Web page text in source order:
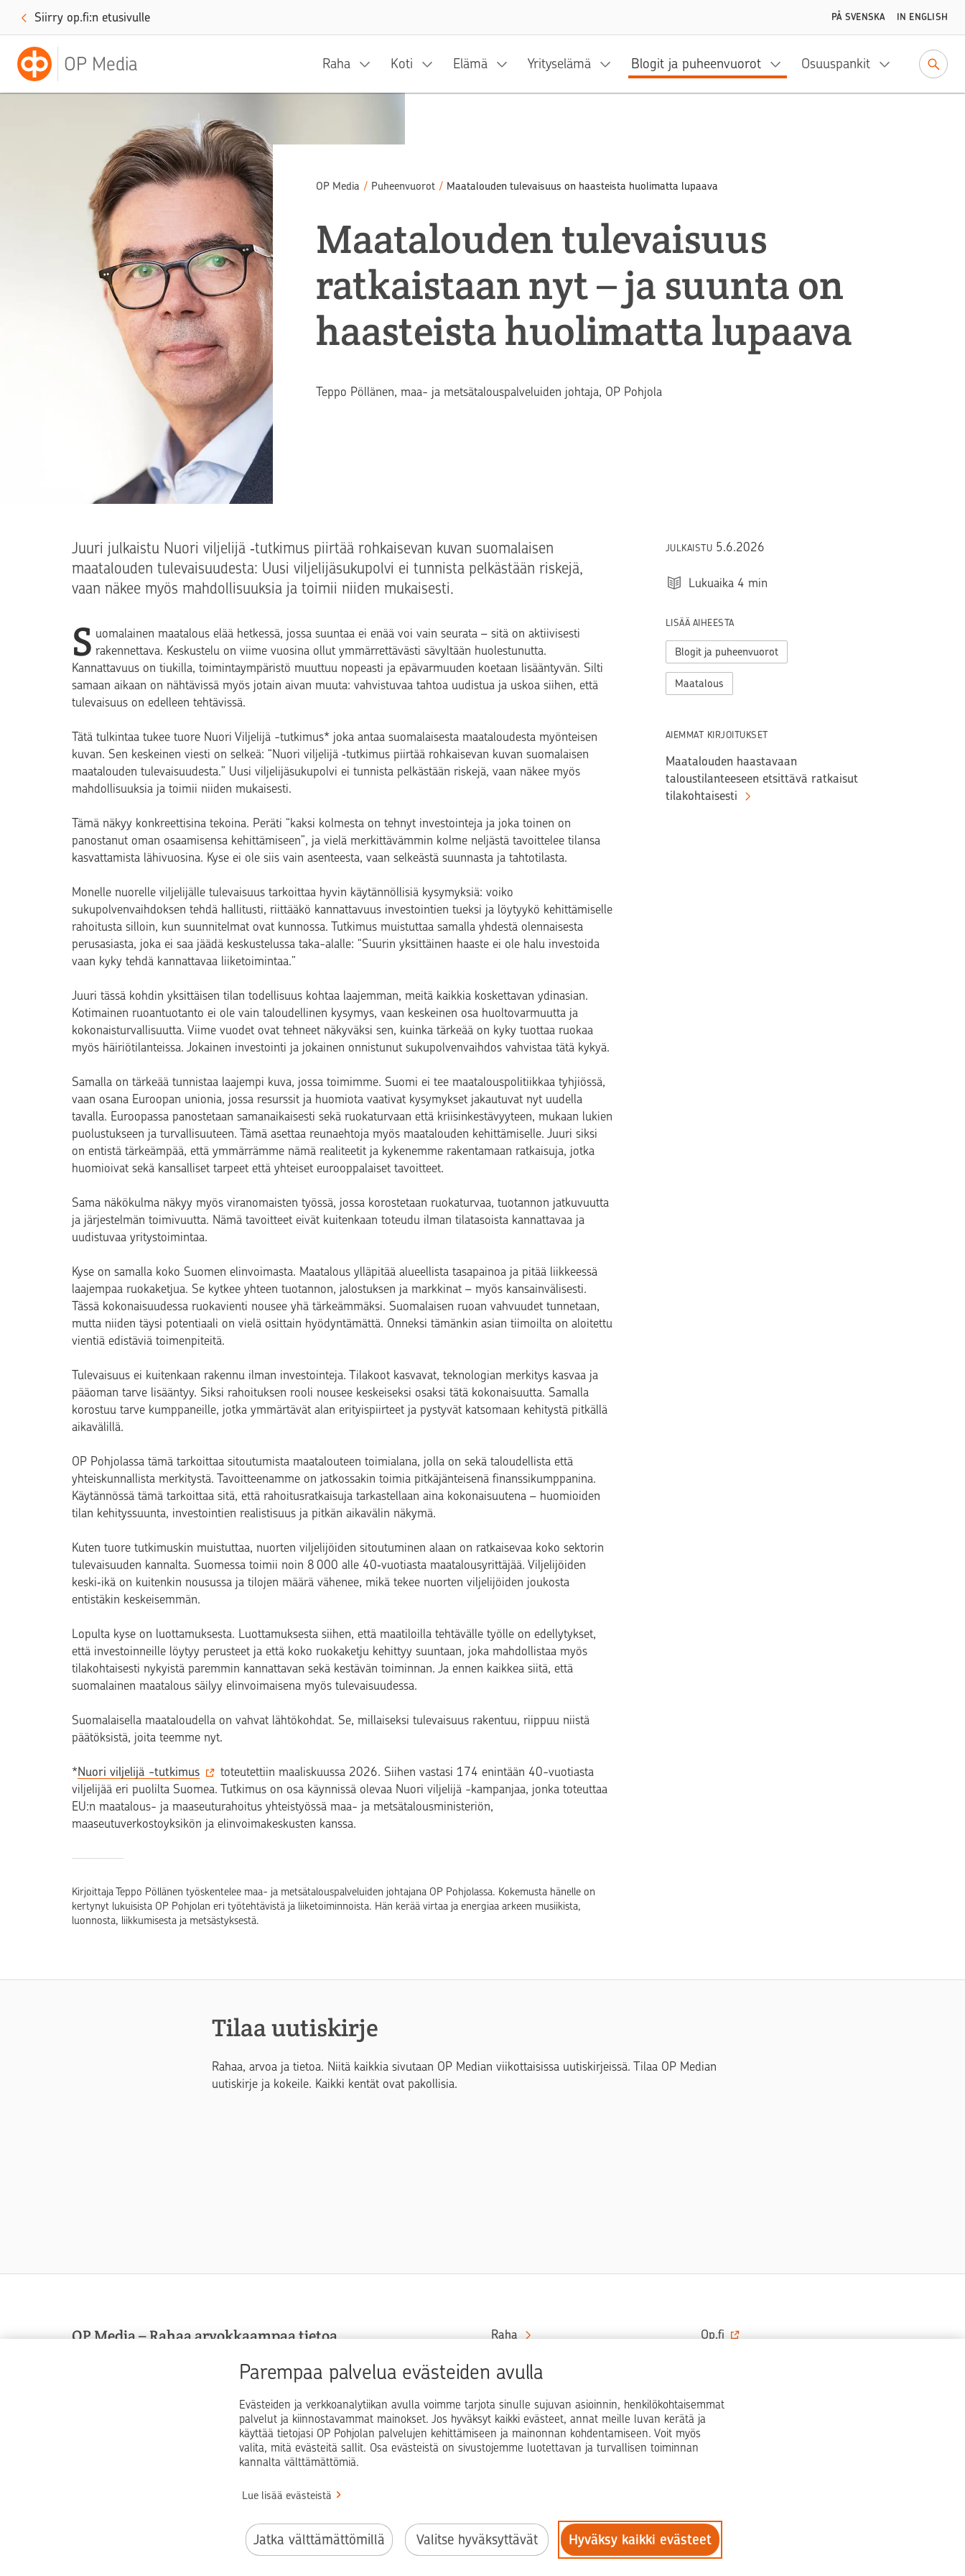
Parempaa palvelua evästeiden avulla
Evästeiden ja verkkoanalytiikan avulla voimme tarjota sinulle sujuvan asioinnin, henkilökohtaisemmat
palvelut ja kiinnostavammat mainokset. Jos hyväksyt kaikki evästeet, annat meille luvan kerätä ja
käyttää tietojasi OP Pohjolan palvelujen kehittämiseen ja mainonnan kohdentamiseen. Voit myös
valita, mitä evästeitä sallit. Osa evästeistä on sivustojemme luotettavan ja turvallisen toiminnan
kannalta välttämättömiä.
Lue lisää evästeistä
Hyväksy kaikki evästeet
Valitse hyväksyttävät
Jatka välttämättömillä
Siirry op.fi:n etusivulle PÅ SVENSKA IN ENGLISH
OP Media Raha Koti Elämä Yrityselämä Blogit ja puheenvuorot Osuuspankit
OP Media / Puheenvuorot / Maatalouden tulevaisuus on haasteista huolimatta lupaava
Maatalouden tulevaisuus
ratkaistaan nyt – ja suunta on
haasteista huolimatta lupaava
Teksti
Teppo Pöllänen, maa- ja metsätalouspalveluiden johtaja, OP Pohjola
Juuri julkaistu Nuori viljelijä ‑tutkimus piirtää rohkaisevan kuvan suomalaisen
maatalouden tulevaisuudesta: Uusi viljelijäsukupolvi ei tunnista pelkästään riskejä,
vaan näkee myös mahdollisuuksia ja toimii niiden mukaisesti.
S uomalainen maatalous elää hetkessä, jossa suuntaa ei enää voi vain seurata – sitä on aktiivisesti
rakennettava. Keskustelu on viime vuosina ollut ymmärrettävästi sävyltään huolestunutta.
Kannattavuus on tiukilla, toimintaympäristö muuttuu nopeasti ja epävarmuuden koetaan lisääntyvän. Silti
samaan aikaan on nähtävissä myös jotain aivan muuta: vahvistuvaa tahtoa uudistua ja uskoa siihen, että
tulevaisuus on edelleen tehtävissä.
Tätä tulkintaa tukee tuore Nuori Viljelijä -tutkimus* joka antaa suomalaisesta maataloudesta myönteisen
kuvan. Sen keskeinen viesti on selkeä: “Nuori viljelijä ‑tutkimus piirtää rohkaisevan kuvan suomalaisen
maatalouden tulevaisuudesta.” Uusi viljelijäsukupolvi ei tunnista pelkästään riskejä, vaan näkee myös
mahdollisuuksia ja toimii niiden mukaisesti.
Tämä näkyy konkreettisina tekoina. Peräti “kaksi kolmesta on tehnyt investointeja ja joka toinen on
panostanut oman osaamisensa kehittämiseen”, ja vielä merkittävämmin kolme neljästä tavoittelee tilansa
kasvattamista lähivuosina. Kyse ei ole siis vain asenteesta, vaan selkeästä suunnasta ja tahtotilasta.
Monelle nuorelle viljelijälle tulevaisuus tarkoittaa hyvin käytännöllisiä kysymyksiä: voiko
sukupolvenvaihdoksen tehdä hallitusti, riittääkö kannattavuus investointien tueksi ja löytyykö kehittämiselle
rahoitusta silloin, kun suunnitelmat ovat kunnossa. Tutkimus muistuttaa samalla yhdestä olennaisesta
perusasiasta, joka ei saa jäädä keskustelussa taka-alalle: “Suurin yksittäinen haaste ei ole halu investoida
vaan kyky tehdä kannattavaa liiketoimintaa.”
Juuri tässä kohdin yksittäisen tilan todellisuus kohtaa laajemman, meitä kaikkia koskettavan ydinasian.
Kotimainen ruoantuotanto ei ole vain taloudellinen kysymys, vaan keskeinen osa huoltovarmuutta ja
kokonaisturvallisuutta. Viime vuodet ovat tehneet näkyväksi sen, kuinka tärkeää on kyky tuottaa ruokaa
myös häiriötilanteissa. Jokainen investointi ja jokainen onnistunut sukupolvenvaihdos vahvistaa tätä kykyä.
Samalla on tärkeää tunnistaa laajempi kuva, jossa toimimme. Suomi ei tee maatalouspolitiikkaa tyhjiössä,
vaan osana Euroopan unionia, jossa resurssit ja huomiota vaativat kysymykset jakautuvat nyt uudella
tavalla. Euroopassa panostetaan samanaikaisesti sekä ruokaturvaan että kriisinkestävyyteen, mukaan lukien
puolustukseen ja turvallisuuteen. Tämä asettaa reunaehtoja myös maatalouden kehittämiselle. Juuri siksi
on entistä tärkeämpää, että ymmärrämme nämä realiteetit ja kykenemme rakentamaan ratkaisuja, jotka
huomioivat sekä kansalliset tarpeet että yhteiset eurooppalaiset tavoitteet.
Sama näkökulma näkyy myös viranomaisten työssä, jossa korostetaan ruokaturvaa, tuotannon jatkuvuutta
ja järjestelmän toimivuutta. Nämä tavoitteet eivät kuitenkaan toteudu ilman tilatasoista kannattavaa ja
uudistuvaa yritystoimintaa.
Kyse on samalla koko Suomen elinvoimasta. Maatalous ylläpitää alueellista tasapainoa ja pitää liikkeessä
laajempaa ruokaketjua. Se kytkee yhteen tuotannon, jalostuksen ja markkinat – myös kansainvälisesti.
Tässä kokonaisuudessa ruokavienti nousee yhä tärkeämmäksi. Suomalaisen ruoan vahvuudet tunnetaan,
mutta niiden täysi potentiaali on vielä osittain hyödyntämättä. Onneksi tämänkin asian tiimoilta on aloitettu
vientiä edistäviä toimenpiteitä.
Tulevaisuus ei kuitenkaan rakennu ilman investointeja. Tilakoot kasvavat, teknologian merkitys kasvaa ja
pääoman tarve lisääntyy. Siksi rahoituksen rooli nousee keskeiseksi osaksi tätä kokonaisuutta. Samalla
korostuu tarve kumppaneille, jotka ymmärtävät alan erityispiirteet ja pystyvät katsomaan kehitystä pitkällä
aikavälillä.
OP Pohjolassa tämä tarkoittaa sitoutumista maatalouteen toimialana, jolla on sekä taloudellista että
yhteiskunnallista merkitystä. Tavoitteenamme on jatkossakin toimia pitkäjänteisenä finanssikumppanina.
Käytännössä tämä tarkoittaa sitä, että rahoitusratkaisuja tarkastellaan aina kokonaisuutena – huomioiden
tilan kehityssuunta, investointien realistisuus ja pitkän aikavälin näkymä.
Kuten tuore tutkimuskin muistuttaa, nuorten viljelijöiden sitoutuminen alaan on ratkaisevaa koko sektorin
tulevaisuuden kannalta. Suomessa toimii noin 8 000 alle 40‑vuotiasta maatalousyrittäjää. Viljelijöiden
keski‑ikä on kuitenkin nousussa ja tilojen määrä vähenee, mikä tekee nuorten viljelijöiden joukosta
entistäkin keskeisemmän.
Lopulta kyse on luottamuksesta. Luottamuksesta siihen, että maatiloilla tehtävälle työlle on edellytykset,
että investoinneille löytyy perusteet ja että koko ruokaketju kehittyy suuntaan, joka mahdollistaa myös
tilakohtaisesti nykyistä paremmin kannattavan sekä kestävän toiminnan. Ja ennen kaikkea siitä, että
suomalainen maatalous säilyy elinvoimaisena myös tulevaisuudessa.
Suomalaisella maataloudella on vahvat lähtökohdat. Se, millaiseksi tulevaisuus rakentuu, riippuu niistä
päätöksistä, joita teemme nyt.
*Nuori viljelijä -tutkimus
toteutettiin maaliskuussa 2026. Siihen vastasi 174 enintään 40-vuotiasta
viljelijää eri puolilta Suomea. Tutkimus on osa käynnissä olevaa Nuori viljelijä -kampanjaa, jonka toteuttaa
EU:n maatalous- ja maaseuturahoitus yhteistyössä maa- ja metsätalousministeriön,
maaseutuverkostoyksikön ja elinvoimakeskusten kanssa.
Kirjoittaja Teppo Pöllänen työskentelee maa- ja metsätalouspalveluiden johtajana OP Pohjolassa. Kokemusta hänelle on
kertynyt lukuisista OP Pohjolan eri työtehtävistä ja liiketoiminnoista. Hän kerää virtaa ja energiaa arkeen musiikista,
luonnosta, liikkumisesta ja metsästyksestä.
JULKAISTU 5.6.2026
Lukuaika 4 min
LISÄÄ AIHEESTA
Blogit ja puheenvuorot
Maatalous
AIEMMAT KIRJOITUKSET
Maatalouden haastavaan
taloustilanteeseen etsittävä ratkaisut
tilakohtaisesti
Tilaa uutiskirje
Rahaa, arvoa ja tietoa. Niitä kaikkia sivutaan OP Median viikottaisissa uutiskirjeissä. Tilaa OP Median
uutiskirje ja kokeile. Kaikki kentät ovat pakollisia.
OP Media – Rahaa arvokkaampaa tietoa
OP Media on OP Pohjolan asiakasmedia, josta saat rahaa
arvokkaampaa tietoa arkeen, elämän käännekohtiin ja
Raha
Yrityselämä
Blogit ja puheenvuorot
Op.fi
Facebook
Info Käyttöehdot Saavutettavuusseloste Evästeiden käyttö Tilaa uutiskirje